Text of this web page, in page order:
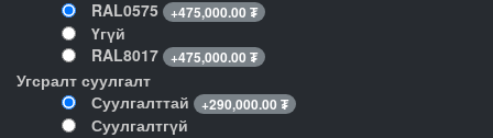
RAL0575
+475,000.00 ₮
Үгүй
RAL8017
+475,000.00 ₮
Угсралт суулгалт
Суулгалттай
+290,000.00 ₮
Суулгалтгүй